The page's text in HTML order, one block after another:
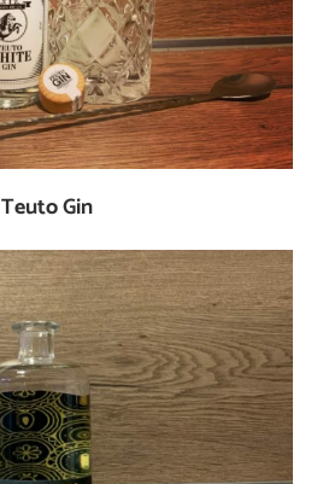
Teuto Gin